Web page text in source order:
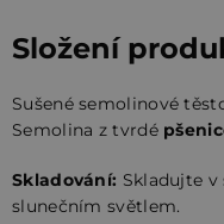
Složení
Sušené semolinové
Semolina z tvrdé
Skladování: Skladujte
slunečním světlem.